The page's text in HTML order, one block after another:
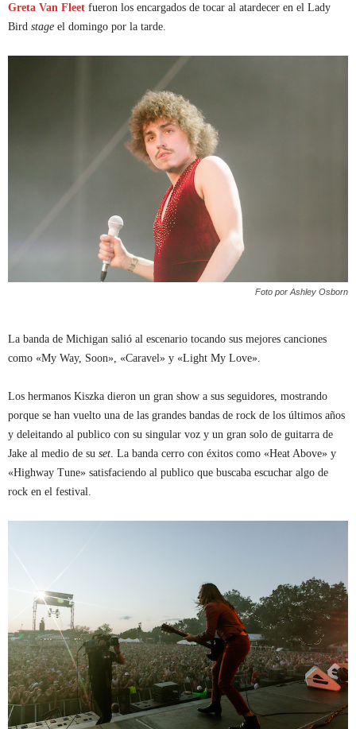
Greta Van Fleet fueron los encargados de tocar al atardecer en el Lady
Bird stage el domingo por la tarde.
Foto por Ashley Osborn
La banda de Michigan salió al escenario tocando sus mejores canciones
como «My Way, Soon», «Caravel» y «Light My Love».
Los hermanos Kiszka dieron un gran show a sus seguidores, mostrando
porque se han vuelto una de las grandes bandas de rock de los últimos años
y deleitando al publico con su singular voz y un gran solo de guitarra de
Jake al medio de su set. La banda cerro con éxitos como «Heat Above» y
«Highway Tune» satisfaciendo al publico que buscaba escuchar algo de
rock en el festival.